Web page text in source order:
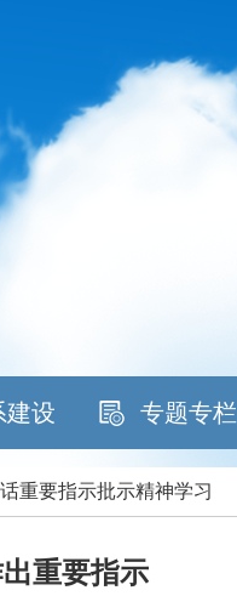
建设 专题专栏
重要指示批示精神学习
重要指示